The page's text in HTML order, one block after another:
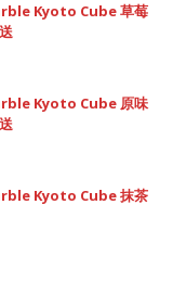
Kyoto Cube 草莓
Kyoto Cube 原味
Kyoto Cube 抹茶